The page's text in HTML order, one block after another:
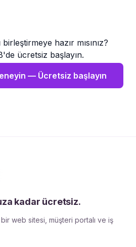
birleştirmeye hazır mısınız?
ücretsiz başlayın.
— Ücretsiz başlayın
kadar ücretsiz.
bir web sitesi, müşteri portalı ve iş